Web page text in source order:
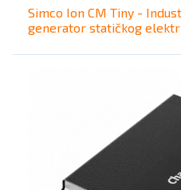
Simco Ion CM Tiny -
generator statičkog